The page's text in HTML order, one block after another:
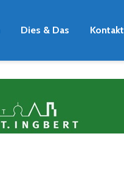
Dies & Das Kontakt